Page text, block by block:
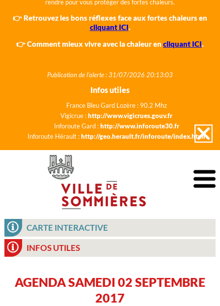
rendre pour vous protéger des fortes chaleurs.
👉 Retrouvez les bons réflexes face aux fortes chaleurs en
cliquant ICI.
👉 Comment mieux vivre avec la chaleur en cliquant ICI.
Publication de l'alerte : 31/07/2026 20:13:03
Infos utiles
France Bleu Gard Lozère : 90.2 Mhz
Vigicrue :http://www.vigicrues.gouv.fr
Inforoute Gard :http://www.inforoute30.fr
Inforoute Hérault :http://geo.herault.fr/inforoute/index.html
CARTE INTERACTIVE
INFOS UTILES
AGENDA SAMEDI 02 SEPTEMBRE
2017